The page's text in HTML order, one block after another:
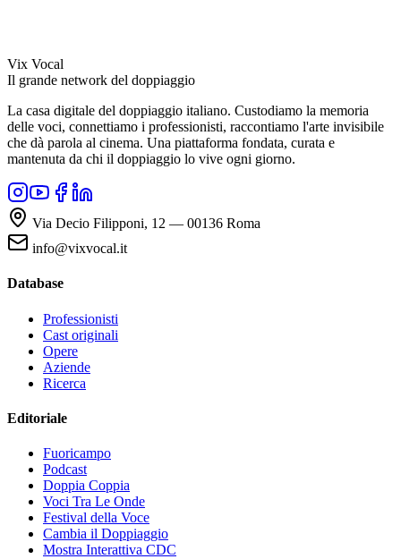
Vix Vocal
Il grande network del doppiaggio
La casa digitale del doppiaggio italiano. Custodiamo la memoria
delle voci, connettiamo i professionisti, raccontiamo l'arte invisibile
che dà parola al cinema. Una piattaforma fondata, curata e
mantenuta da chi il doppiaggio lo vive ogni giorno.
Via Decio Filipponi, 12 — 00136 Roma
info@vixvocal.it
Database
Professionisti
Cast originali
Opere
Aziende
Ricerca
Editoriale
Fuoricampo
Podcast
Doppia Coppia
Voci Tra Le Onde
Festival della Voce
Cambia il Doppiaggio
Mostra Interattiva CDC